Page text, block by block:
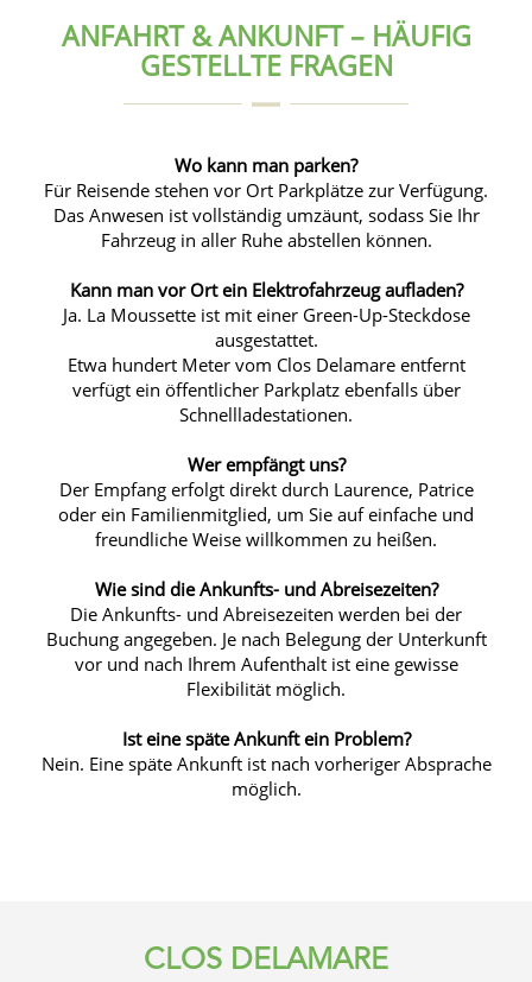
ANFAHRT & ANKUNFT – HÄUFIG
GESTELLTE FRAGEN
Wo kann man parken?
Für Reisende stehen vor Ort Parkplätze zur Verfügung.
Das Anwesen ist vollständig umzäunt, sodass Sie Ihr
Fahrzeug in aller Ruhe abstellen können.
Kann man vor Ort ein Elektrofahrzeug aufladen?
Ja. La Moussette ist mit einer Green-Up-Steckdose
ausgestattet.
Etwa hundert Meter vom Clos Delamare entfernt
verfügt ein öffentlicher Parkplatz ebenfalls über
Schnellladestationen.
Wer empfängt uns?
Der Empfang erfolgt direkt durch Laurence, Patrice
oder ein Familienmitglied, um Sie auf einfache und
freundliche Weise willkommen zu heißen.
Wie sind die Ankunfts- und Abreisezeiten?
Die Ankunfts- und Abreisezeiten werden bei der
Buchung angegeben. Je nach Belegung der Unterkunft
vor und nach Ihrem Aufenthalt ist eine gewisse
Flexibilität möglich.
Ist eine späte Ankunft ein Problem?
Nein. Eine späte Ankunft ist nach vorheriger Absprache
möglich.
CLOS DELAMARE